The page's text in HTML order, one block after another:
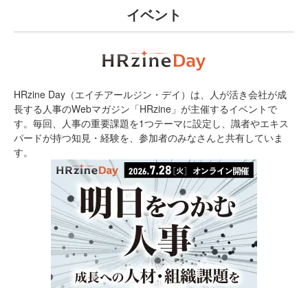
イベント
HRzine Day（エイチアールジン・デイ）は、人が活き会社が成
長する人事のWebマガジン「HRzine」が主催するイベントで
す。毎回、人事の重要課題を1つテーマに設定し、識者やエキス
パードが持つ知見・経験を、参加者のみなさんと共有していま
す。